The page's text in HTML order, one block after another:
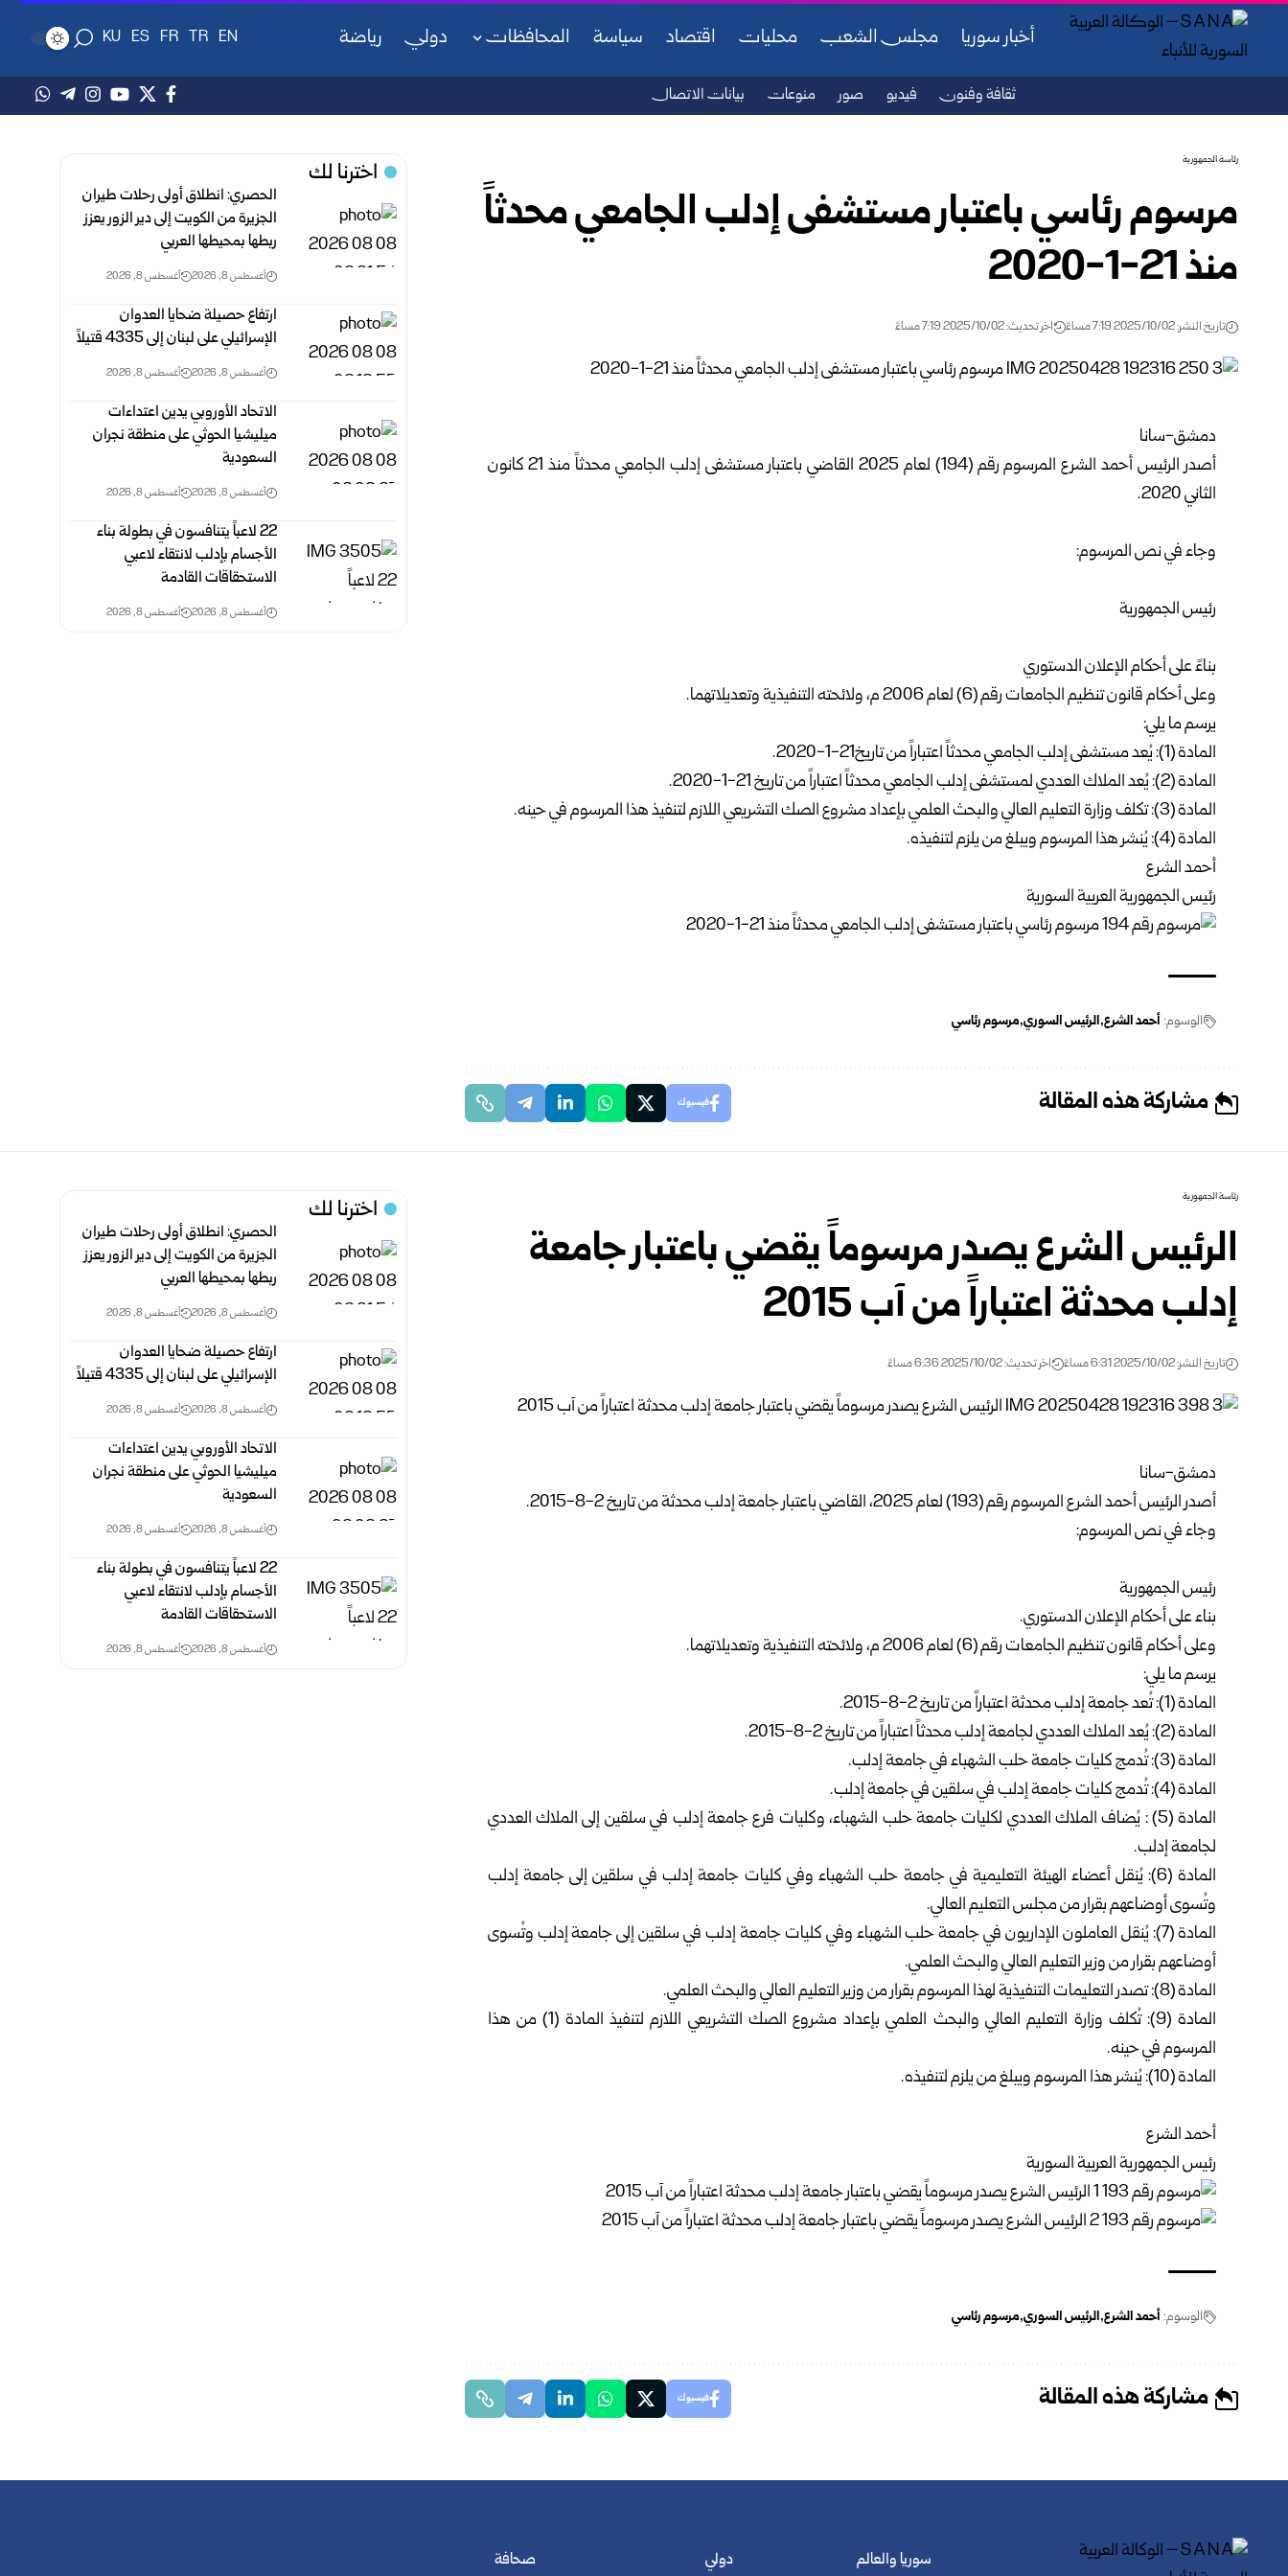
أخبار سوريا مجلس الشعب محليات اقتصاد سياسة المحافظات دولي رياضة EN
TR
FR
ES
KU
ثقافة وفنون فيديو صور منوعات بيانات الاتصال
رئاسة الجمهورية
مرسوم رئاسي باعتبار مستشفى إدلب الجامعي محدثاً
منذ 21-1-2020
تاريخ النشر: 2025/10/02 7:19 مساءً اخر تحديث: 2025/10/02 7:19 مساءً
دمشق-سانا
أصدر الرئيس أحمد الشرع
المرسوم رقم (194) لعام 2025 القاضي باعتبار مستشفى إدلب الجامعي محدثاً منذ 21 كانون
الثاني 2020.
وجاء في نص المرسوم:
رئيس الجمهورية
بناءً على أحكام الإعلان الدستوري
وعلى أحكام قانون تنظيم الجامعات رقم (6) لعام 2006 م، ولائحته التنفيذية وتعديلاتهما.
يرسم ما يلي:
المادة (1): يُعد مستشفى إدلب الجامعي محدثاً اعتباراً من تاريخ21-1-2020.
المادة (2): يُعد الملاك العددي لمستشفى إدلب الجامعي محدثاً اعتباراً من تاريخ 21-1-2020.
المادة (3): تكلف وزارة التعليم العالي والبحث العلمي بإعداد مشروع الصك التشريعي اللازم لتنفيذ هذا المرسوم في حينه.
المادة (4): يُنشر هذا المرسوم ويبلغ من يلزم لتنفيذه.
أحمد الشرع
رئيس الجمهورية العربية السورية
الوسوم: أحمد الشرع الرئيس السوري مرسوم رئاسي
مشاركة هذه المقالة فيسبوك
اخترنا لك
الحصري: انطلاق أولى رحلات طيران
الجزيرة من الكويت إلى دير الزور يعزز
ربطها بمحيطها العربي
أغسطس 8, 2026 أغسطس 8, 2026
ارتفاع حصيلة ضحايا العدوان
الإسرائيلي على لبنان إلى 4335 قتيلاً
أغسطس 8, 2026 أغسطس 8, 2026
الاتحاد الأوروبي يدين اعتداءات
ميليشيا الحوثي على منطقة نجران
السعودية
أغسطس 8, 2026 أغسطس 8, 2026
‏22 لاعباً يتنافسون في بطولة بناء
الأجسام بإدلب لانتقاء لاعبي
الاستحقاقات القادمة
أغسطس 8, 2026 أغسطس 8, 2026
رئاسة الجمهورية
الرئيس الشرع يصدر مرسوماً يقضي باعتبار جامعة
إدلب محدثة اعتباراً من آب 2015
تاريخ النشر: 2025/10/02 6:31 مساءً اخر تحديث: 2025/10/02 6:36 مساءً
دمشق-سانا
أصدر الرئيسأحمد الشرعالمرسوم رقم (193) لعام 2025، القاضي باعتبار جامعة إدلب محدثة من تاريخ 2-8-2015.
وجاء في نص المرسوم:
رئيس الجمهورية
بناء على أحكام الإعلان الدستوري.
وعلى أحكام قانون تنظيم الجامعات رقم (6) لعام 2006 م، ولائحته التنفيذية وتعديلاتهما.
يرسم ما يلي:
المادة (1): تُعد جامعة إدلب محدثة اعتباراً من تاريخ 2-8-2015.
المادة (2): يُعد الملاك العددي لجامعة إدلب محدثاً اعتباراً من تاريخ 2-8-2015.
المادة (3): تُدمج كليات جامعة حلب الشهباء في جامعة إدلب.
المادة (4): تُدمج كليات جامعة إدلب في سلقين في جامعة إدلب.
المادة (5) : يُضاف الملاك العددي لكليات جامعة حلب الشهباء، وكليات فرع جامعة إدلب في سلقين إلى الملاك العددي
لجامعة إدلب.
المادة (6): يُنقل أعضاء الهيئة التعليمية في جامعة حلب الشهباء وفي كليات جامعة إدلب في سلقين إلى جامعة إدلب
وتُسوى أوضاعهم بقرار من مجلس التعليم العالي.
المادة (7): يُنقل العاملون الإداريون في جامعة حلب الشهباء وفي كليات جامعة إدلب في سلقين إلى جامعة إدلب وتُسوى
أوضاعهم بقرار من وزير التعليم العالي والبحث العلمي.
المادة (8): تصدر التعليمات التنفيذية لهذا المرسوم بقرار من وزير التعليم العالي والبحث العلمي.
المادة (9): تُكلف وزارة التعليم العالي والبحث العلمي بإعداد مشروع الصك التشريعي اللازم لتنفيذ المادة (1) من هذا
المرسوم في حينه.
المادة (10): يُنشر هذا المرسوم ويبلغ من يلزم لتنفيذه.
أحمد الشرع
رئيس الجمهورية العربية السورية
الوسوم: أحمد الشرع الرئيس السوري مرسوم رئاسي
مشاركة هذه المقالة فيسبوك
اخترنا لك
الحصري: انطلاق أولى رحلات طيران
الجزيرة من الكويت إلى دير الزور يعزز
ربطها بمحيطها العربي
أغسطس 8, 2026 أغسطس 8, 2026
ارتفاع حصيلة ضحايا العدوان
الإسرائيلي على لبنان إلى 4335 قتيلاً
أغسطس 8, 2026 أغسطس 8, 2026
الاتحاد الأوروبي يدين اعتداءات
ميليشيا الحوثي على منطقة نجران
السعودية
أغسطس 8, 2026 أغسطس 8, 2026
‏22 لاعباً يتنافسون في بطولة بناء
الأجسام بإدلب لانتقاء لاعبي
الاستحقاقات القادمة
أغسطس 8, 2026 أغسطس 8, 2026
سوريا والعالم دولي صحافة